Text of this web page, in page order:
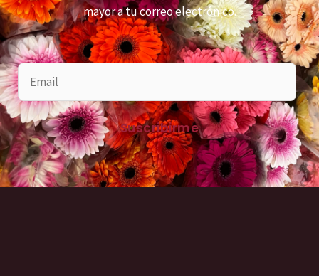
mayor a tu correo electrónico.
a
i
l
*
Suscribirme